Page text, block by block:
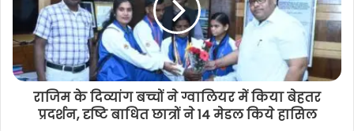
राजिम के दिव्यांग बच्चों ने ग्वालियर में किया बेहतर
प्रदर्शन, दृष्टि बाधित छात्रों ने 14 मेडल किये हासिल